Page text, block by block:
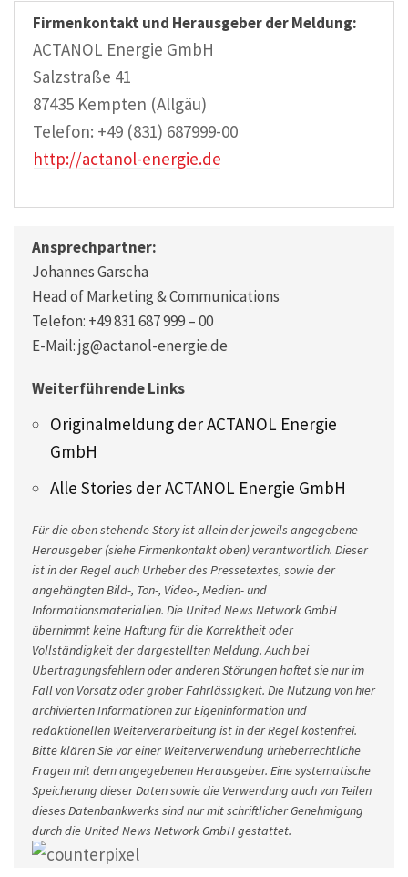
Firmenkontakt und Herausgeber der Meldung:
ACTANOL Energie GmbH
Salzstraße 41
87435 Kempten (Allgäu)
Telefon: +49 (831) 687999-00
http://actanol-energie.de
Ansprechpartner:
Johannes Garscha
Head of Marketing & Communications
Telefon: +49 831 687 999 – 00
E-Mail: jg@actanol-energie.de
Weiterführende Links
Originalmeldung der ACTANOL Energie
GmbH
Alle Stories der ACTANOL Energie GmbH
Für die oben stehende Story ist allein der jeweils angegebene
Herausgeber (siehe Firmenkontakt oben) verantwortlich. Dieser
ist in der Regel auch Urheber des Pressetextes, sowie der
angehängten Bild-, Ton-, Video-, Medien- und
Informationsmaterialien. Die United News Network GmbH
übernimmt keine Haftung für die Korrektheit oder
Vollständigkeit der dargestellten Meldung. Auch bei
Übertragungsfehlern oder anderen Störungen haftet sie nur im
Fall von Vorsatz oder grober Fahrlässigkeit. Die Nutzung von hier
archivierten Informationen zur Eigeninformation und
redaktionellen Weiterverarbeitung ist in der Regel kostenfrei.
Bitte klären Sie vor einer Weiterverwendung urheberrechtliche
Fragen mit dem angegebenen Herausgeber. Eine systematische
Speicherung dieser Daten sowie die Verwendung auch von Teilen
dieses Datenbankwerks sind nur mit schriftlicher Genehmigung
durch die United News Network GmbH gestattet.